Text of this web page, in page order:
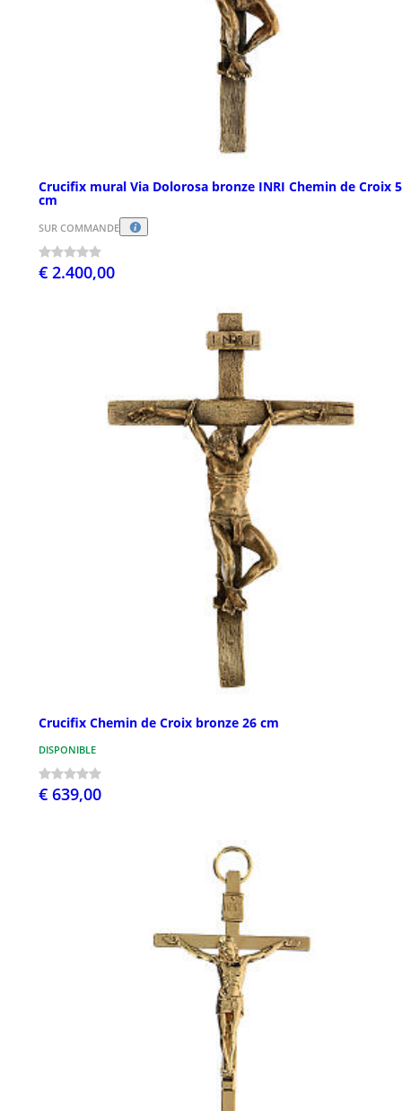
Crucifix mural Via Dolorosa bronze INRI Chemin de Croix
cm
SUR COMMANDE
€ 2.400,00
Crucifix Chemin de Croix bronze 26 cm
DISPONIBLE
€ 639,00